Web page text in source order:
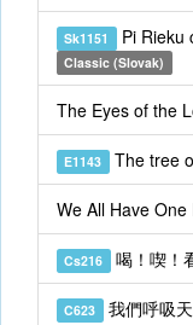
Sk1151 Pi Rieku
Classic (Slovak)
The Eyes of the
E1143 The tree
We All Have
Cs216 喝！喫！
C623 我們呼吸